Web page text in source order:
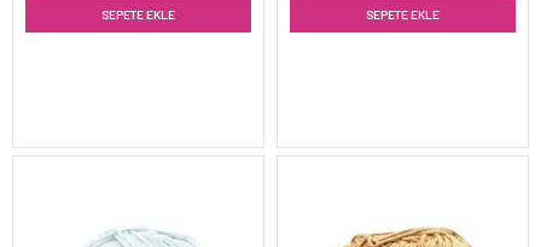
SEPETE EKLE SEPETE EKLE